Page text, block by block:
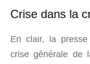
Crise dans la
En clair, la
crise générale de